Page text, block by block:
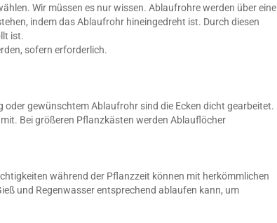
Wir müssen es nur wissen. Ablaufrohre werden über eine
indem das Ablaufrohr hineingedreht ist. Durch diesen
ist.
sofern erforderlich.
oder gewünschtem Ablaufrohr sind die Ecken dicht gearbeitet.
Bei größeren Pflanzkästen werden Ablauflöcher
während der Pflanzzeit können mit herkömmlichen
und Regenwasser entsprechend ablaufen kann, um